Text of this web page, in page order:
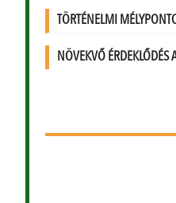
TÖRTÉNELMI
NÖVEKVŐ ÉRDEKLŐDÉS